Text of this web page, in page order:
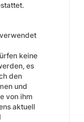
keine
es
den
und
von ihm
aktuell